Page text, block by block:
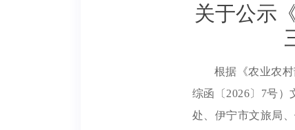
关于公示
根据《农业农
综函〔2026〕7号
处、伊宁市文旅局